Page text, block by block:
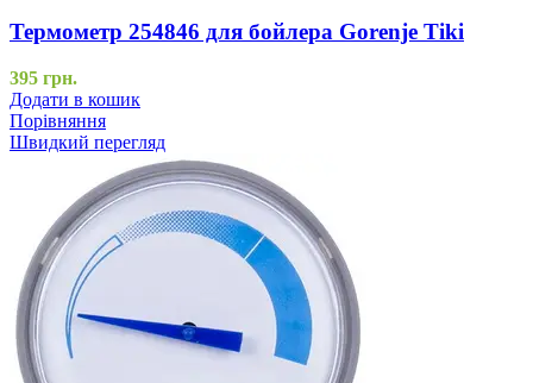
Термометр 254846 для бойлера Gorenje Tiki
395 грн.
Додати в кошик
Порівняння
Швидкий перегляд